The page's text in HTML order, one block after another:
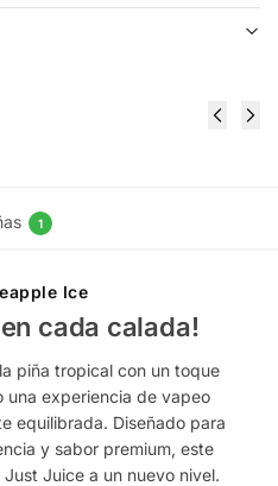
1
Ice
cada calada!
piña tropical con un toque
una experiencia de vapeo
equilibrada. Diseñado para
y sabor premium, este
Juice a un nuevo nivel.